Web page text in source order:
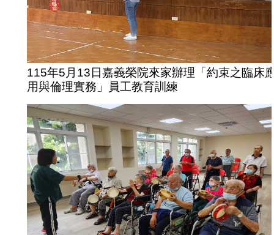
115年5月13日嘉義榮院來家辦理「約束之臨床
用與倫理實務」員工教育訓練